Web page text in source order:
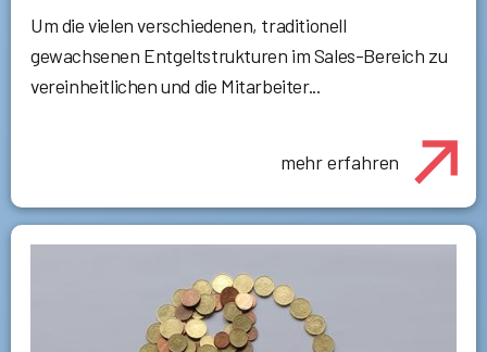
Um die vielen verschiedenen, traditionell
gewachsenen Entgeltstrukturen im Sales-Bereich zu
vereinheitlichen und die Mitarbeiter...
mehr erfahren